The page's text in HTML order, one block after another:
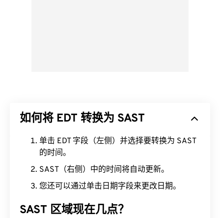
如何将 EDT 转换为 SAST
单击 EDT 字段（左侧）并选择要转换为 SAST
的时间。
SAST（右侧）中的时间将自动更新。
您还可以通过单击日期字段来更改日期。
SAST 区域现在几点？